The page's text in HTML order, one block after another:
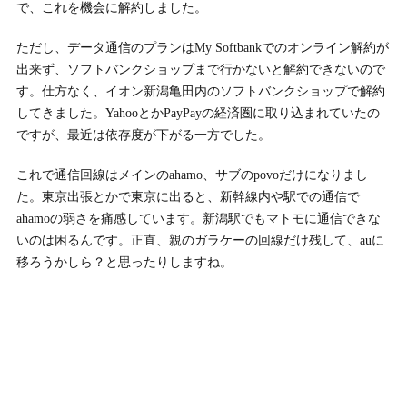
で、これを機会に解約しました。
ただし、データ通信のプランはMy Softbankでのオンライン解約が
出来ず、ソフトバンクショップまで行かないと解約できないので
す。仕方なく、イオン新潟亀田内のソフトバンクショップで解約
してきました。YahooとかPayPayの経済圏に取り込まれていたの
ですが、最近は依存度が下がる一方でした。
これで通信回線はメインのahamo、サブのpovoだけになりまし
た。東京出張とかで東京に出ると、新幹線内や駅での通信で
ahamoの弱さを痛感しています。新潟駅でもマトモに通信できな
いのは困るんです。正直、親のガラケーの回線だけ残して、auに
移ろうかしら？と思ったりしますね。